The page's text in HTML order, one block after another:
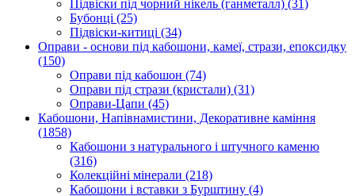
Підвіски під чорний нікель (ганметалл) (31)
Бубонці (25)
Підвіски-китиці (34)
Оправи - основи під кабошони, камеї, стрази, епоксидку
(150)
Оправи під кабошон (74)
Оправи під стрази (кристали) (31)
Оправи-Цапи (45)
Кабошони, Напівнамистини, Декоративне каміння
(1858)
Кабошони з натурального і штучного каменю
(316)
Колекційні мінерали (218)
Кабошони і вставки з Бурштину (4)